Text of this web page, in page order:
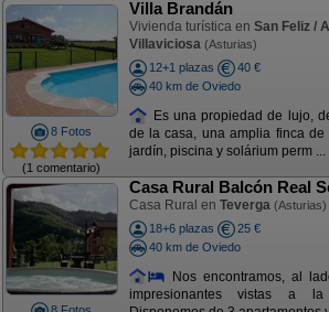
8 Fotos
(1 comentario)
Villa Brandán
Vivienda turística en San Feliz /
Villaviciosa (Asturias)
12+1 plazas
40 €
40 km de Oviedo
Es una propiedad de lujo,
de la casa, una amplia finca
jardín, piscina y solárium perm ...
Casa Rural Balcón Real
Casa Rural en Teverga (Asturias)
18+6 plazas
25 €
40 km de Oviedo
Nos encontramos, al
impresionantes vistas a